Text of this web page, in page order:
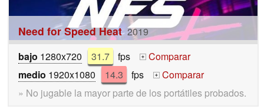
Need for Speed Heat 2019
bajo 1280x720 31.7 fps +
Comparar
medio 1920x1080 14.3 fps +
Comparar
» No jugable la mayor parte de los portátiles probados.